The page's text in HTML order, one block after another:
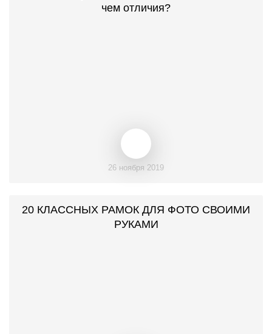
чем отличия?
26 ноября 2019
20 КЛАССНЫХ РАМОК ДЛЯ ФОТО СВОИМИ
РУКАМИ